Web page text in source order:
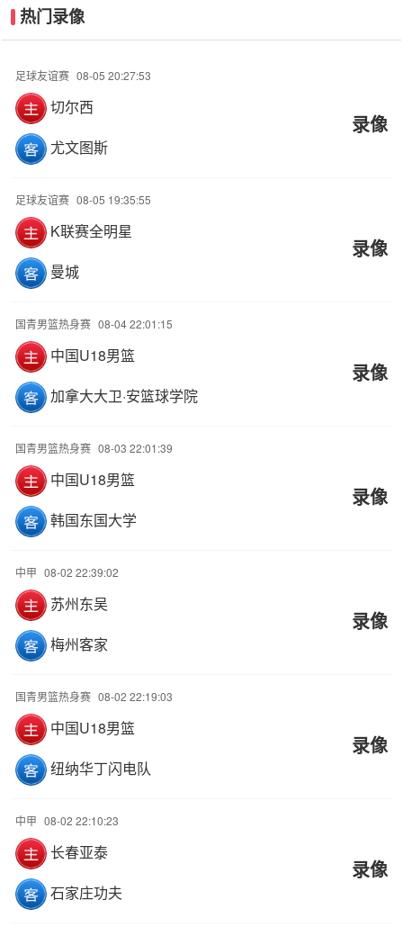
热门录像
足球友谊赛 08-05 20:27:53
切尔西
尤文图斯
录像
足球友谊赛 08-05 19:35:55
K联赛全明星
曼城
录像
国青男篮热身赛 08-04 22:01:15
中国U18男篮
加拿大大卫·安篮球学院
录像
国青男篮热身赛 08-03 22:01:39
中国U18男篮
韩国东国大学
录像
中甲 08-02 22:39:02
苏州东吴
梅州客家
录像
国青男篮热身赛 08-02 22:19:03
中国U18男篮
纽纳华丁闪电队
录像
中甲 08-02 22:10:23
长春亚泰
石家庄功夫
录像